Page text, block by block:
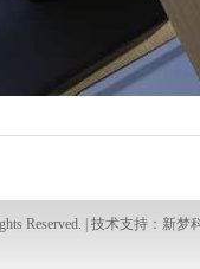
Reserved. | 技术支持： 新梦